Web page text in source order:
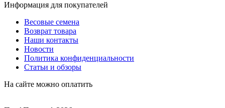
420 ₽
Информация для покупателей
Весовые семена
Возврат товара
Наши контакты
Новости
Политика конфиденциальности
Статьи и обзоры
На сайте можно оплатить